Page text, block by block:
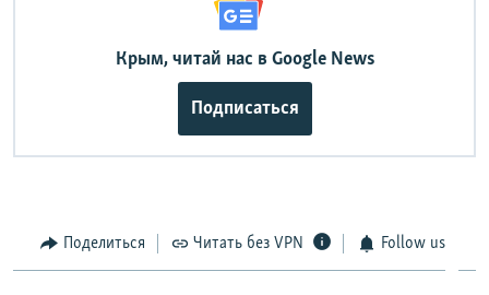
Крым, читай нас в Google News
Подписаться
Поделиться Читать без VPN Follow us